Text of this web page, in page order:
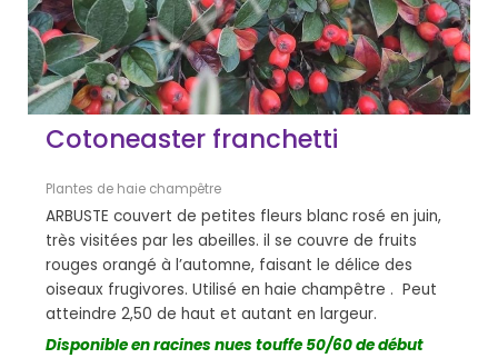
Cotoneaster franchetti
Plantes de haie champêtre
ARBUSTE couvert de petites fleurs blanc rosé en juin,
très visitées par les abeilles. il se couvre de fruits
rouges orangé à l’automne, faisant le délice des
oiseaux frugivores. Utilisé en haie champêtre . Peut
atteindre 2,50 de haut et autant en largeur.
Disponible en racines nues touffe 50/60 de début